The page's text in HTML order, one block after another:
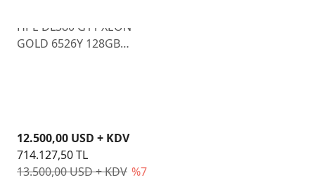
HPE DL380 G11 XEON
GOLD 6526Y 128GB
13.500,00 USD + KDV %7
12.500,00 USD + KDV
714.127,50 TL